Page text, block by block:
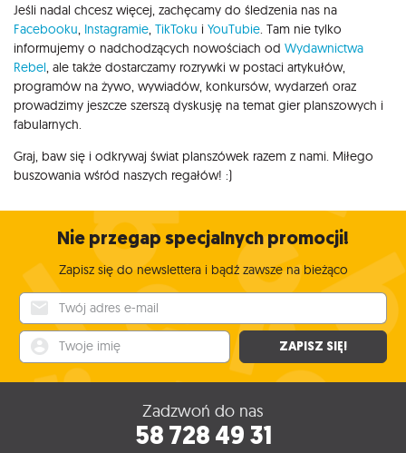
Jeśli nadal chcesz więcej, zachęcamy do śledzenia nas na
Facebooku, Instagramie, TikToku i YouTubie. Tam nie tylko
informujemy o nadchodzących nowościach od Wydawnictwa
Rebel, ale także dostarczamy rozrywki w postaci artykułów,
programów na żywo, wywiadów, konkursów, wydarzeń oraz
prowadzimy jeszcze szerszą dyskusję na temat gier planszowych i
fabularnych.
Graj, baw się i odkrywaj świat planszówek razem z nami. Miłego
buszowania wśród naszych regałów! :)
Nie przegap specjalnych promocji!
Zapisz się do newslettera i bądź zawsze na bieżąco
ZAPISZ SIĘ!
Zadzwoń do nas
58 728 49 31